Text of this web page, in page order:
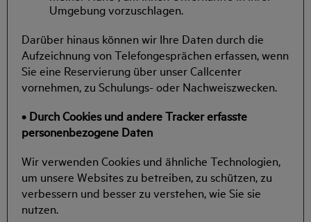
Umgebung vorzuschlagen.
Darüber hinaus können wir Ihre Daten durch die
Aufzeichnung von Telefongesprächen erfassen, wenn
Sie eine Reservierung über unser Callcenter
vornehmen, zu Schulungs- oder Nachweiszwecken.
• Durch Cookies und andere Tracker erfasste
personenbezogene Daten
Wir verwenden Cookies und ähnliche Technologien,
um unsere Websites zu betreiben, zu schützen, zu
verbessern und besser zu verstehen, wie Sie sie
nutzen.